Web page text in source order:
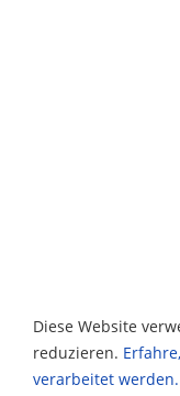
Diese Website
reduzieren.
verarbeitet werden.